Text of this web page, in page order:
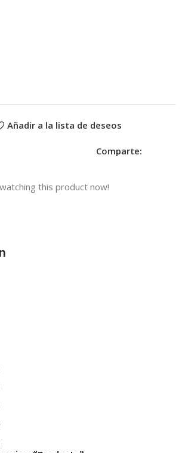
Añadir a la lista de deseos
Comparte:
this product now!